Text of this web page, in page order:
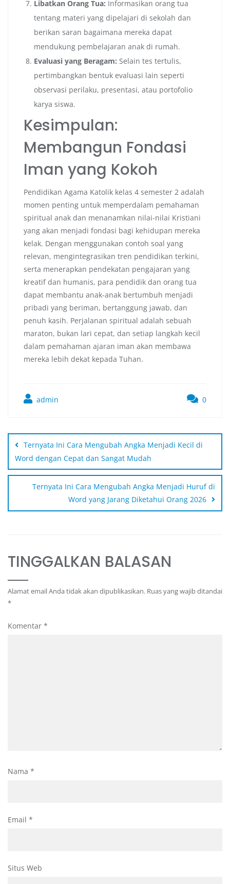
Libatkan Orang Tua: Informasikan orang tua
tentang materi yang dipelajari di sekolah dan
berikan saran bagaimana mereka dapat
mendukung pembelajaran anak di rumah.
Evaluasi yang Beragam: Selain tes tertulis,
pertimbangkan bentuk evaluasi lain seperti
observasi perilaku, presentasi, atau portofolio
karya siswa.
Kesimpulan:
Membangun Fondasi
Iman yang Kokoh
Pendidikan Agama Katolik kelas 4 semester 2 adalah
momen penting untuk memperdalam pemahaman
spiritual anak dan menanamkan nilai-nilai Kristiani
yang akan menjadi fondasi bagi kehidupan mereka
kelak. Dengan menggunakan contoh soal yang
relevan, mengintegrasikan tren pendidikan terkini,
serta menerapkan pendekatan pengajaran yang
kreatif dan humanis, para pendidik dan orang tua
dapat membantu anak-anak bertumbuh menjadi
pribadi yang beriman, bertanggung jawab, dan
penuh kasih. Perjalanan spiritual adalah sebuah
maraton, bukan lari cepat, dan setiap langkah kecil
dalam pemahaman ajaran iman akan membawa
mereka lebih dekat kepada Tuhan.
admin 0
Ternyata Ini Cara Mengubah Angka Menjadi Kecil di
Word dengan Cepat dan Sangat Mudah
Ternyata Ini Cara Mengubah Angka Menjadi Huruf di
Word yang Jarang Diketahui Orang 2026
TINGGALKAN BALASAN
Alamat email Anda tidak akan dipublikasikan. Ruas yang wajib ditandai
*
Komentar *
Nama *
Email *
Situs Web